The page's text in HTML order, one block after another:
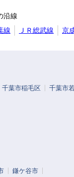
沿線
線
ＪＲ総武線 京
千葉市稲毛区 千葉市
鎌ケ谷市